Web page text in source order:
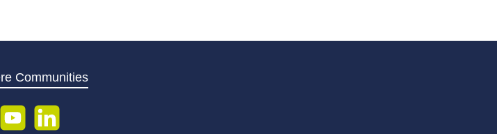
Communities
YouTubeLinkedIn